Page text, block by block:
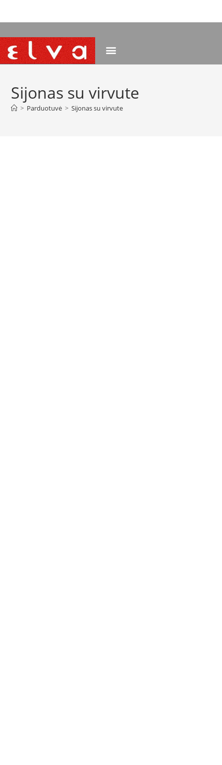
Sijonas su virvute
> Parduotuvė > Sijonas su virvute